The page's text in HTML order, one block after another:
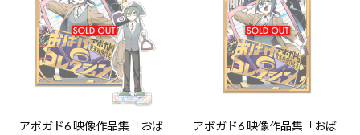
アボガド6 映像作品集「おば
アボガド6 映像作品集「おば